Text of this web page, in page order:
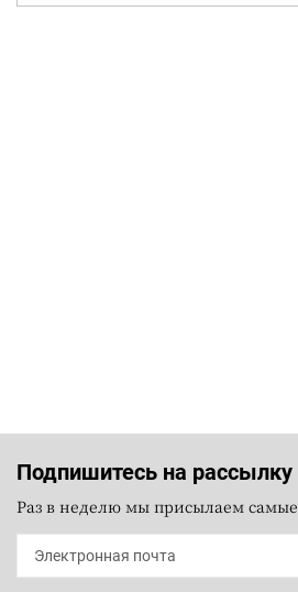
Подпишитесь на рассылку
Раз в неделю мы присылаем